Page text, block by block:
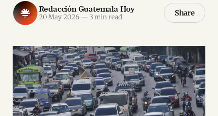
Redacción Guatemala Hoy
20 May 2026 — 3 min read Share